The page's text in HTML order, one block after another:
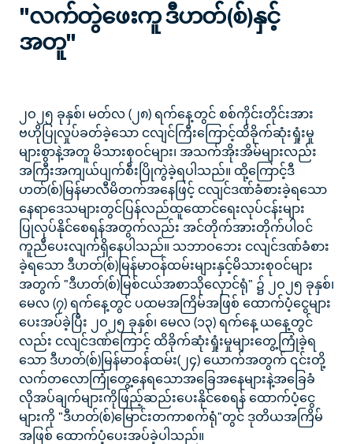
"လက်တွဲဖေးကူ ဒီဟတ်(စ်)နှင့်
အတူ"
၂ဝ၂၅ ခုနှစ်၊ မတ်လ (၂၈) ရက်နေ့တွင် စစ်ကိုင်းတိုင်းအား
ဗဟိုပြုလှုပ်ခတ်ခဲ့သော ငလျင်ကြီးကြောင့်ထိခိုက်ဆုံးရှုံးမှု
များစွာနဲ့အတူ မိသားစုဝင်များ၊ အသက်အိုးအိမ်များလည်း
အကြီးအကျယ်ပျက်စီးပြိုကွဲခဲ့ရပါသည်။ ထို့ကြောင့်ဒီ
ဟတ်(စ်)မြန်မာလီမိတက်အနေဖြင့် ငလျင်ဒဏ်ခံစားခဲ့ရသော
နေရာဒေသများတွင်ပြန်လည်ထူထောင်ရေးလုပ်ငန်းများ
ပြုလုပ်နိုင်စေရန်အတွက်လည်း အင်တိုက်အားတိုက်ပါဝင်
ကူညီပေးလျက်ရှိနေပါသည်။ သဘာဝဘေး ငလျင်ဒဏ်ခံစား
ခဲ့ရသော ဒီဟတ်(စ်)မြန်မာဝန်ထမ်းများနှင့်မိသားစုဝင်များ
အတွက် "ဒီဟတ်(စ်)မြစ်ငယ်အစာသိုလှောင်ရုံ" ၌ ၂ဝ၂၅ ခုနှစ်၊
မေလ (၇) ရက်နေ့တွင် ပထမအကြိမ်အဖြစ် ထောက်ပံ့ငွေများ
ပေးအပ်ခဲ့ပြီး ၂ဝ၂၅ ခုနှစ်၊ မေလ (၁၃) ရက်နေ့ ယနေ့တွင်
လည်း ငလျင်ဒဏ်ကြောင့် ထိခိုက်ဆုံးရှုံးမှုများတွေ့ကြုံခဲ့ရ
သော ဒီဟတ်(စ်)မြန်မာဝန်ထမ်း(၂၄) ယောက်အတွက် ၎င်းတို့
လက်တလောကြုံတွေ့နေရသောအခြေအနေများနဲ့အခြေခံ
လိုအပ်ချက်များကိုဖြည့်ဆည်းပေးနိုင်စေရန် ထောက်ပံ့ငွေ
များကို "ဒီဟတ်(စ်)မြောင်းတကာစက်ရုံ"တွင် ဒုတိယအကြိမ်
အဖြစ် ထောက်ပံ့ပေးအပ်ခဲ့ပါသည်။